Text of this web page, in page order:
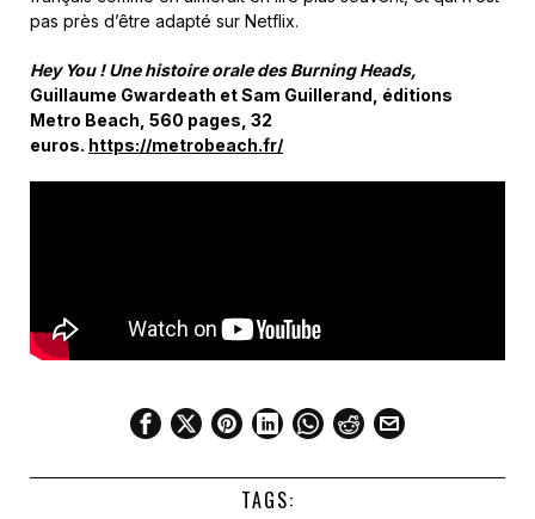
pas près d’être adapté sur Netflix.
Hey You ! Une histoire orale des Burning Heads,
Guillaume Gwardeath et Sam Guillerand, éditions
Metro Beach, 560 pages, 32
euros. https://metrobeach.fr/
TAGS: